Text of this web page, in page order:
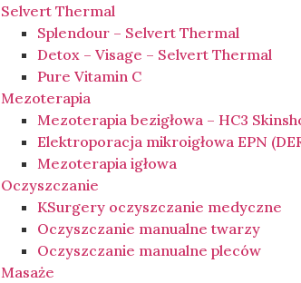
Selvert Thermal
Splendour – Selvert Thermal
Detox – Visage – Selvert Thermal
Pure Vitamin C
Mezoterapia
Mezoterapia bezigłowa – HC3
Elektroporacja mikroigłowa EPN
Mezoterapia igłowa
Oczyszczanie
KSurgery oczyszczanie medyczne
Oczyszczanie manualne twarzy
Oczyszczanie manualne pleców
Masaże